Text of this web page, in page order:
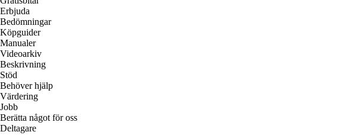
Erbjuda
Bedömningar
Köpguider
Manualer
Videoarkiv
Beskrivning
Stöd
Behöver hjälp
Värdering
Jobb
Berätta något för oss
Deltagare